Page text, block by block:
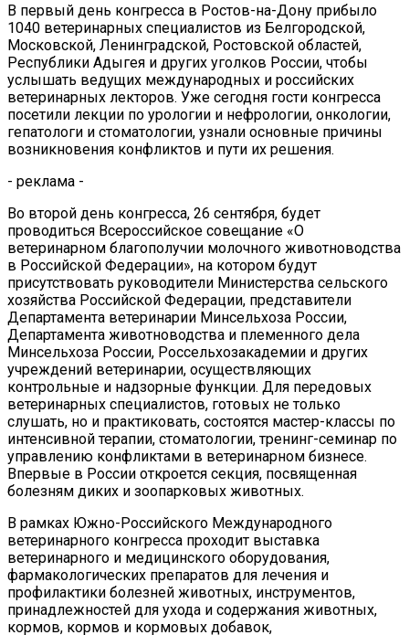
В первый день конгресса в Ростов-на-Дону прибыло
1040 ветеринарных специалистов из Белгородской,
Московской, Ленинградской, Ростовской областей,
Республики Адыгея и других уголков России, чтобы
услышать ведущих международных и российских
ветеринарных лекторов. Уже сегодня гости конгресса
посетили лекции по урологии и нефрологии, онкологии,
гепатологи и стоматологии, узнали основные причины
возникновения конфликтов и пути их решения.
- реклама -
Во второй день конгресса, 26 сентября, будет
проводиться Всероссийское совещание «О
ветеринарном благополучии молочного животноводства
в Российской Федерации», на котором будут
присутствовать руководители Министерства сельского
хозяйства Российской Федерации, представители
Департамента ветеринарии Минсельхоза России,
Департамента животноводства и племенного дела
Минсельхоза России, Россельхозакадемии и других
учреждений ветеринарии, осуществляющих
контрольные и надзорные функции. Для передовых
ветеринарных специалистов, готовых не только
слушать, но и практиковать, состоятся мастер-классы по
интенсивной терапии, стоматологии, тренинг-семинар по
управлению конфликтами в ветеринарном бизнесе.
Впервые в России откроется секция, посвященная
болезням диких и зоопарковых животных.
В рамках Южно-Российского Международного
ветеринарного конгресса проходит выставка
ветеринарного и медицинского оборудования,
фармакологических препаратов для лечения и
профилактики болезней животных, инструментов,
принадлежностей для ухода и содержания животных,
кормов, кормов и кормовых добавок,